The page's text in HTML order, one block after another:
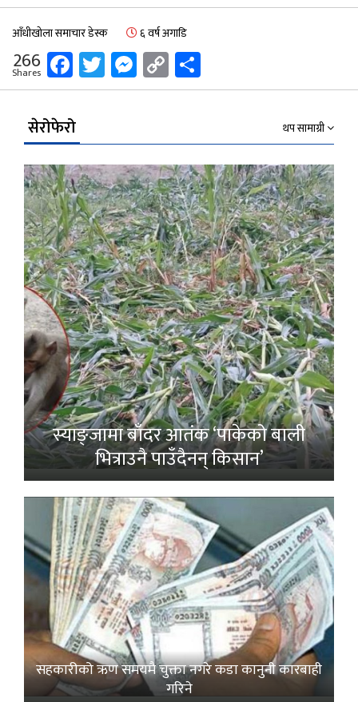
आँधीखोला समाचार डेस्क ६ वर्ष अगाडि
266
Shares Facebook
Twitter
Messenger
Copy
Link
सेरोफेरो थप सामाग्री
स्याङ्जामा बाँदर आतंक ‘पाकेको बाली
भित्राउनै पाउँदैनन् किसान’
सहकारीको ऋण समयमै चुक्ता नगरे कडा कानुनी कारबाही
गरिने